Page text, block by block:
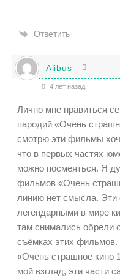
Ответить
Alibus
4 лет назад
Лично мне нравиться
пародий «Очень
смотрю эти фильмы
что в первых частях
можно посмеяться. Я
фильмов «Очень
линию нет смысла.
легендарными в мире
там снимались обрели
съёмках этих
«Очень страшное кино
мой взгляд, эти части